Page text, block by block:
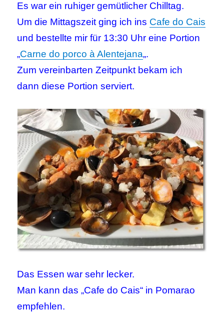
Es war ein ruhiger gemütlicher Chilltag.
Um die Mittagszeit ging ich ins Cafe do Cais
und bestellte mir für 13:30 Uhr eine Portion
„Carne do porco à Alentejana„.
Zum vereinbarten Zeitpunkt bekam ich
dann diese Portion serviert.
Das Essen war sehr lecker.
Man kann das „Cafe do Cais“ in Pomarao
empfehlen.